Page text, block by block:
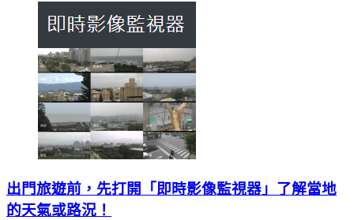
出門旅遊前，先打開「即時影像監視器」了解當地
的天氣或路況！